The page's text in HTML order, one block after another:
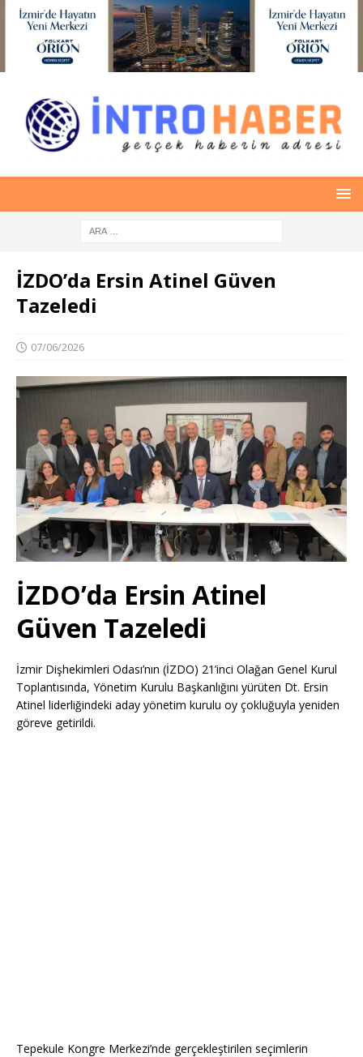
İZDO’da Ersin Atinel Güven
Tazeledi
07/06/2026
İZDO’da Ersin Atinel
Güven Tazeledi
İzmir Dişhekimleri Odası’nın (İZDO) 21’inci Olağan Genel Kurul
Toplantısında, Yönetim Kurulu Başkanlığını yürüten Dt. Ersin
Atinel liderliğindeki aday yönetim kurulu oy çokluğuyla yeniden
göreve getirildi.
Tepekule Kongre Merkezi’nde gerçekleştirilen seçimlerin